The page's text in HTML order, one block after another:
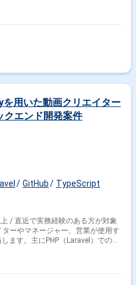
を用いた動画クリエイター
クエンド開発案件
GitHub
TypeScript
/ 直近で実務経験のある方が対象
ーやマネージャー、営業が使用す
ます。主にPHP（Laravel）での開
ルやECサイトの開発も含まれま